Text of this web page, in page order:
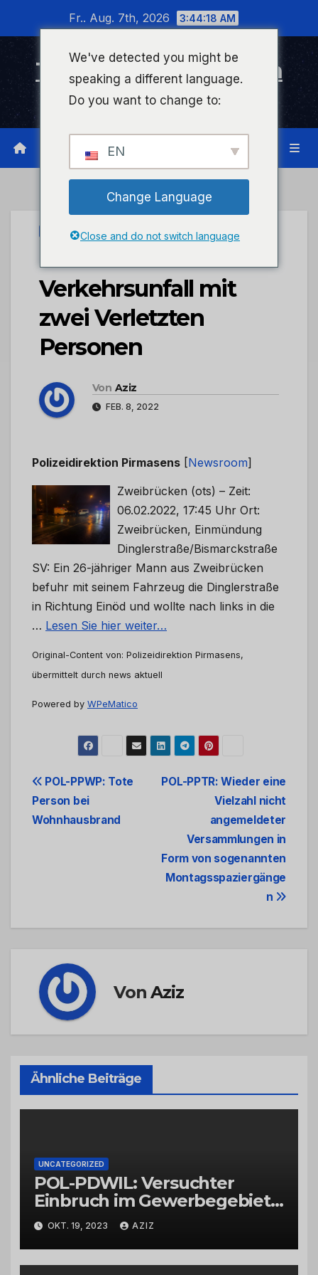
wechseln
Fr.. Aug. 7th, 2026 3:44:19 AM
Timeline Bad Kreuznach
Infonetzwerk für Bad Kreuznach
UNCATEGORIZED
POL-PDPS:
Verkehrsunfall mit
zwei Verletzten
Personen
Von Aziz
FEB. 8, 2022
Polizeidirektion Pirmasens [Newsroom]
Zweibrücken (ots) – Zeit:
06.02.2022, 17:45 Uhr Ort:
Zweibrücken, Einmündung
Dinglerstraße/Bismarckstraße
SV: Ein 26-jähriger Mann aus Zweibrücken
befuhr mit seinem Fahrzeug die Dinglerstraße
in Richtung Einöd und wollte nach links in die
… Lesen Sie hier weiter…
Original-Content von: Polizeidirektion Pirmasens,
übermittelt durch news aktuell
Powered by WPeMatico
Beitrags-
Navigation
POL-PPTR: Wieder eine
Vielzahl nicht
angemeldeter
Versammlungen in
Form von sogenannten
Montagsspaziergänge
n
POL-PPWP: Tote
Person bei
Wohnhausbrand
VonAziz
Ähnliche Beiträge
UNCATEGORIZED
POL-PDWIL: Versuchter
Einbruch im Gewerbegebiet
Wittlich
OKT. 19, 2023 AZIZ
We've detected you might be
speaking a different language.
Do you want to change to:
EN
Change Language
Close and do not switch language